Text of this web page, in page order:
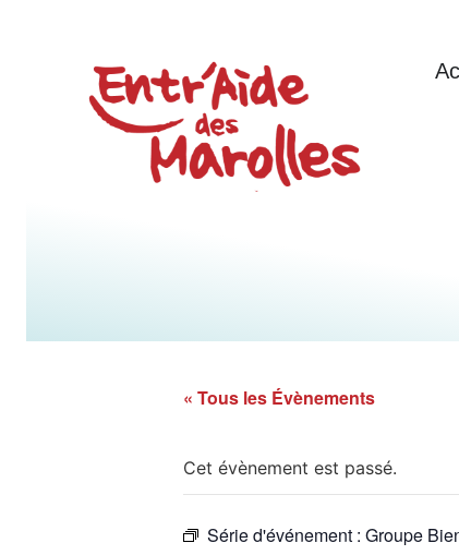
« Tous les Évènements
Cet évènement est passé.
Série d'événement : Groupe